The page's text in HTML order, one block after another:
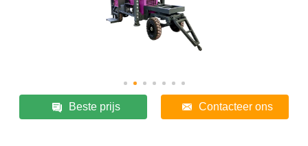
Beste prijs Contacteer ons